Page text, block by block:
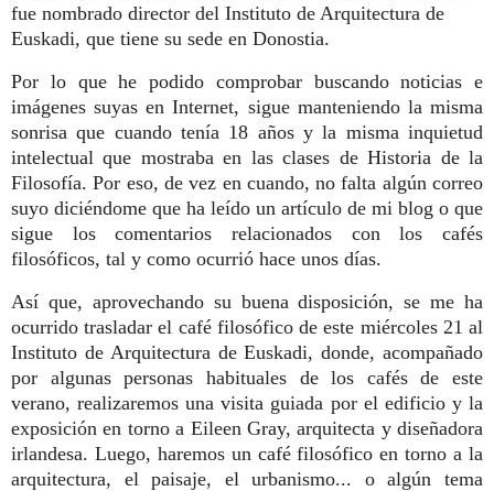
fue nombrado director del Instituto de Arquitectura de
Euskadi, que tiene su sede en Donostia.
Por lo que he podido comprobar buscando noticias e
imágenes suyas en Internet, sigue manteniendo la misma
sonrisa que cuando tenía 18 años y la misma inquietud
intelectual que mostraba en las clases de Historia de la
Filosofía. Por eso, de vez en cuando,no falta algún correo
suyo diciéndome que ha leído un artículo de mi blog o que
sigue los comentarios relacionados con los cafés
filosóficos, tal y como ocurrió hace unos días.
Así que, aprovechando su buena disposición, se me ha
ocurrido trasladar el café filosófico de este miércoles 21 al
Instituto de Arquitectura de Euskadi, donde, acompañado
por algunas personas habituales de los cafés de este
verano, realizaremos una visita guiada por el edificio y la
exposición en torno a Eileen Gray, arquitecta y diseñadora
irlandesa. Luego, haremos un café filosófico en torno a la
arquitectura, el paisaje, el urbanismo... o algún tema